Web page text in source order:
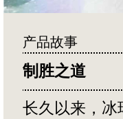
产品故事
制胜之道
长久以来，冰